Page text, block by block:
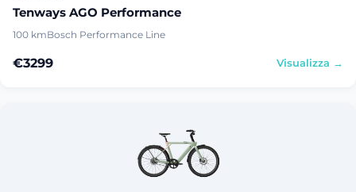
Tenways AGO Performance
100 kmBosch Performance Line
€3299 Visualizza →